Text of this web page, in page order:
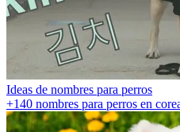
Ideas de nombres para perros
+140 nombres para perros en